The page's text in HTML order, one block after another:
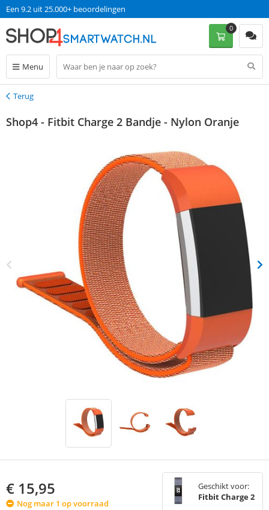
Een 9.2 uit 25.000+ beoordelingen
Menu
0
Terug
Terug
Shop4 - Fitbit Charge 2 Bandje - Nylon Oranje
€ 15,95
Nog maar 1 op voorraad
Geschikt voor:
Fitbit Charge 2